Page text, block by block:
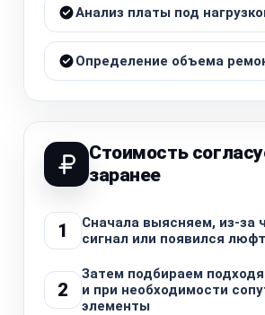
Анализ платы под
Определение объема
Стоимость
заранее
1
Сначала выясняем, из-за
сигнал или появился
2
Затем подбираем
и при необходимости
элементы